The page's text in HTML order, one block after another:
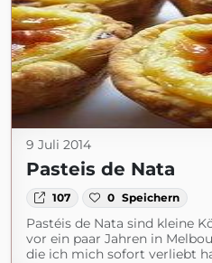
9 Juli 2014
Pasteis de Nata
107 0 Speichern
Pastéis de Nata sind kleine
vor ein paar Jahren in
die ich mich sofort verliebt